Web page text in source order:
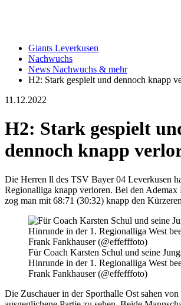
Giants Leverkusen
Nachwuchs
News Nachwuchs & mehr
H2: Stark gespielt und dennoch knapp
11.12.2022
H2: Stark gespielt
dennoch knapp
Die Herren ll des TSV Bayer 04 Leverkusen
Regionalliga knapp verloren. Bei den Ademax
zog man mit 68:71 (30:32) knapp den
Für Coach Karsten Schul und seine
Hinrunde in der 1. Regionalliga West
Frank Fankhauser (@effefffoto)
Die Zuschauer in der Sporthalle Ost sahen